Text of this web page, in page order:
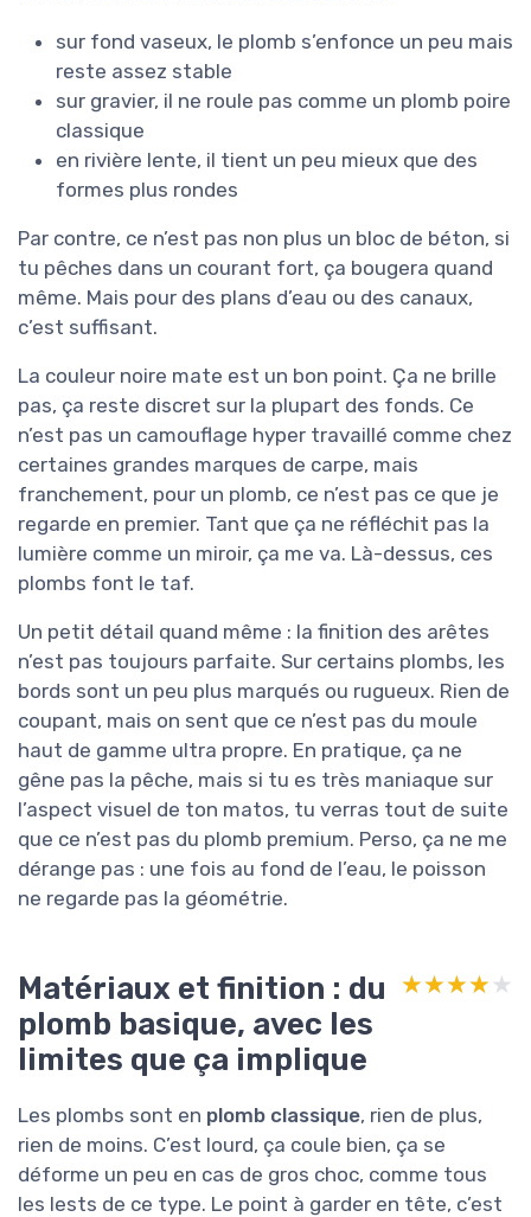
sur fond vaseux, le plomb s’enfonce un peu mais
reste assez stable
sur gravier, il ne roule pas comme un plomb poire
classique
en rivière lente, il tient un peu mieux que des
formes plus rondes
Par contre, ce n’est pas non plus un bloc de béton, si
tu pêches dans un courant fort, ça bougera quand
même. Mais pour des plans d’eau ou des canaux,
c’est suffisant.
La couleur noire mate est un bon point. Ça ne brille
pas, ça reste discret sur la plupart des fonds. Ce
n’est pas un camouflage hyper travaillé comme chez
certaines grandes marques de carpe, mais
franchement, pour un plomb, ce n’est pas ce que je
regarde en premier. Tant que ça ne réfléchit pas la
lumière comme un miroir, ça me va. Là-dessus, ces
plombs font le taf.
Un petit détail quand même : la finition des arêtes
n’est pas toujours parfaite. Sur certains plombs, les
bords sont un peu plus marqués ou rugueux. Rien de
coupant, mais on sent que ce n’est pas du moule
haut de gamme ultra propre. En pratique, ça ne
gêne pas la pêche, mais si tu es très maniaque sur
l’aspect visuel de ton matos, tu verras tout de suite
que ce n’est pas du plomb premium. Perso, ça ne me
dérange pas : une fois au fond de l’eau, le poisson
ne regarde pas la géométrie.
Matériaux et finition : du
plomb basique, avec les
limites que ça implique
★★★★★
★★★★★
Les plombs sont en plomb classique, rien de plus,
rien de moins. C’est lourd, ça coule bien, ça se
déforme un peu en cas de gros choc, comme tous
les lests de ce type. Le point à garder en tête, c’est